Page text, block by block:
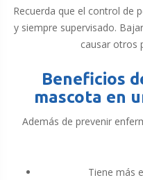
Recuerda que el control de
y siempre supervisado.
causar otros
Beneficios
mascota en
Además de prevenir
Tiene más